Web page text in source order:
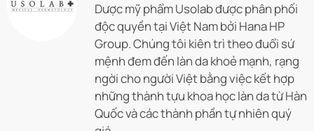
Dược mỹ phẩm Usolab được phân phối
độc quyền tại Việt Nam bởi Hana HP
Group. Chúng tôi kiên trì theo đuổi sứ
mệnh đem đến làn da khoẻ mạnh, rạng
ngời cho người Việt bằng việc kết hợp
những thành tựu khoa học làn da từ Hàn
Quốc và các thành phần tự nhiên quý